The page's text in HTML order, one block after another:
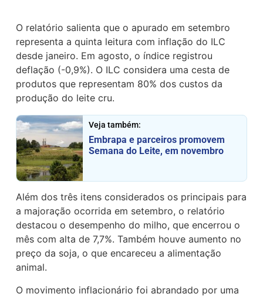
O relatório salienta que o apurado em setembro
representa a quinta leitura com inflação do ILC
desde janeiro. Em agosto, o índice registrou
deflação (-0,9%). O ILC considera uma cesta de
produtos que representam 80% dos custos da
produção do leite cru.
Veja também:
Embrapa e parceiros promovem
Semana do Leite, em novembro
Além dos três itens considerados os principais para
a majoração ocorrida em setembro, o relatório
destacou o desempenho do milho, que encerrou o
mês com alta de 7,7%. Também houve aumento no
preço da soja, o que encareceu a alimentação
animal.
O movimento inflacionário foi abrandado por uma